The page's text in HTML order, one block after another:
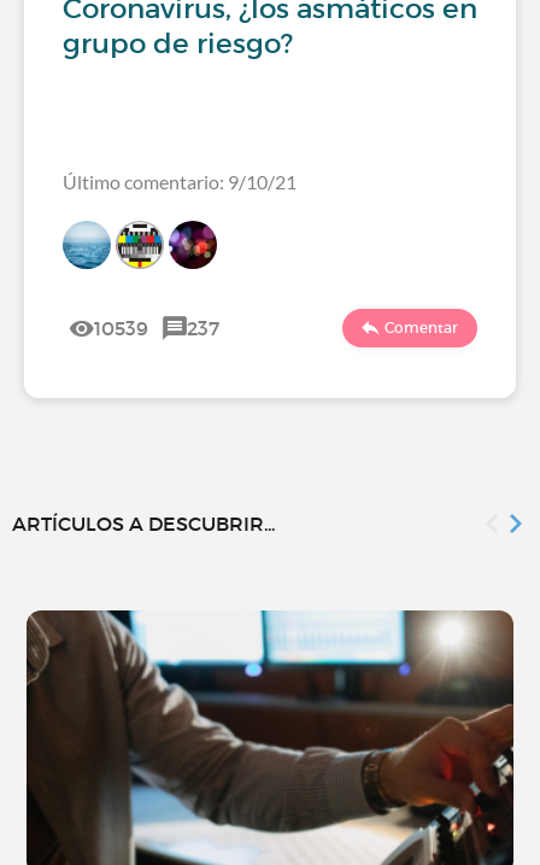
Coronavirus, ¿los asmáticos en
grupo de riesgo?
Último comentario: 9/10/21
10539 237 Comentar
ARTÍCULOS A DESCUBRIR...